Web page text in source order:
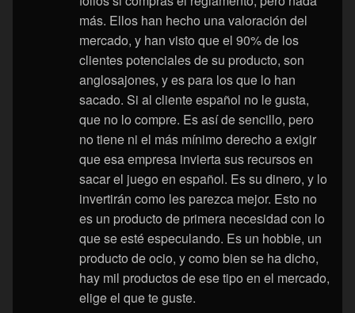
más. Ellos han hecho una valoración del
mercado, y han visto que el 90% de los
clientes potenciales de su producto, son
anglosajones, y es para los que lo han
sacado. Si al cliente español no le gusta,
que no lo compre. Es así de sencillo, pero
no tiene ni el más mínimo derecho a exigir
que esa empresa invierta sus recursos en
sacar el juego en español. Es su dinero, y lo
invertirán como les parezca mejor. Esto no
es un producto de primera necesidad con lo
que se esté especulando. Es un hobbie, un
producto de ocio, y como bien se ha dicho,
hay mil productos de ese tipo en el mercado,
elige el que te guste.